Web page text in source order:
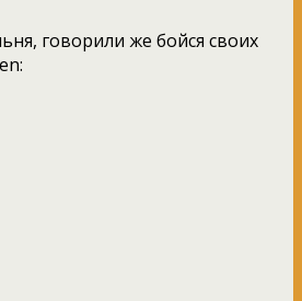
говорили же бойся своих